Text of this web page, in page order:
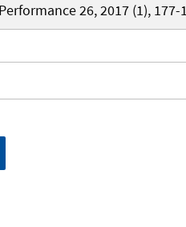
26, 2017 (1), 177-